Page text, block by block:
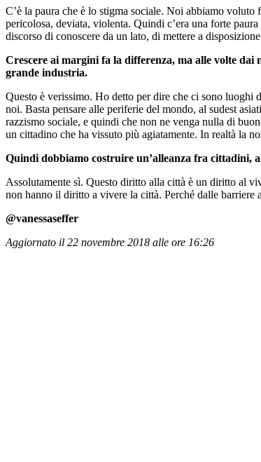
C’è la paura che è lo stigma sociale. Noi abbiamo
pericolosa, deviata, violenta. Quindi c’era una forte
discorso di conoscere da un lato, di mettere a
Crescere ai margini fa la differenza, ma alle volte
grande industria.
Questo è verissimo. Ho detto per dire che ci sono luoghi
noi. Basta pensare alle periferie del mondo, al sudest
razzismo sociale, e quindi che non ne venga nulla di
un cittadino che ha vissuto più agiatamente. In realtà la
Quindi dobbiamo costruire un’alleanza fra cittadini,
Assolutamente sì. Questo diritto alla città è un diritto al
non hanno il diritto a vivere la città. Perché dalle
@vanessaseffer
Aggiornato il 22 novembre 2018 alle ore 16:26